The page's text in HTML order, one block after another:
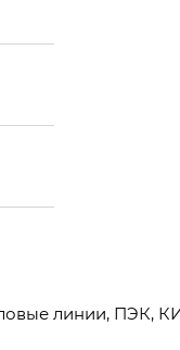
линии, ПЭК,